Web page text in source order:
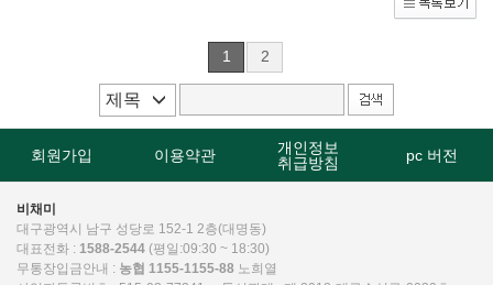
1 2
회원가입 이용약관
개인정보
취급방침
pc 버전
비채미
대구광역시 남구 성당로 152-1 2층(대명동)
대표전화 : 1588-2544 (평일:09:30 ~ 18:30)
무통장입금안내 : 농협 1155-1155-88 노희열